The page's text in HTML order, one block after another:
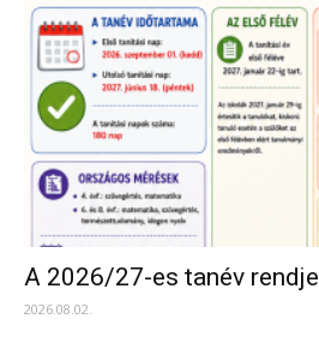
A 2026/27-es tanév rendje
2026.08.02.